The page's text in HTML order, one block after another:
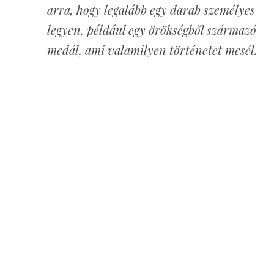
arra, hogy legalább egy darab személyes
legyen, például egy örökségből származó
medál, ami valamilyen történetet mesél.